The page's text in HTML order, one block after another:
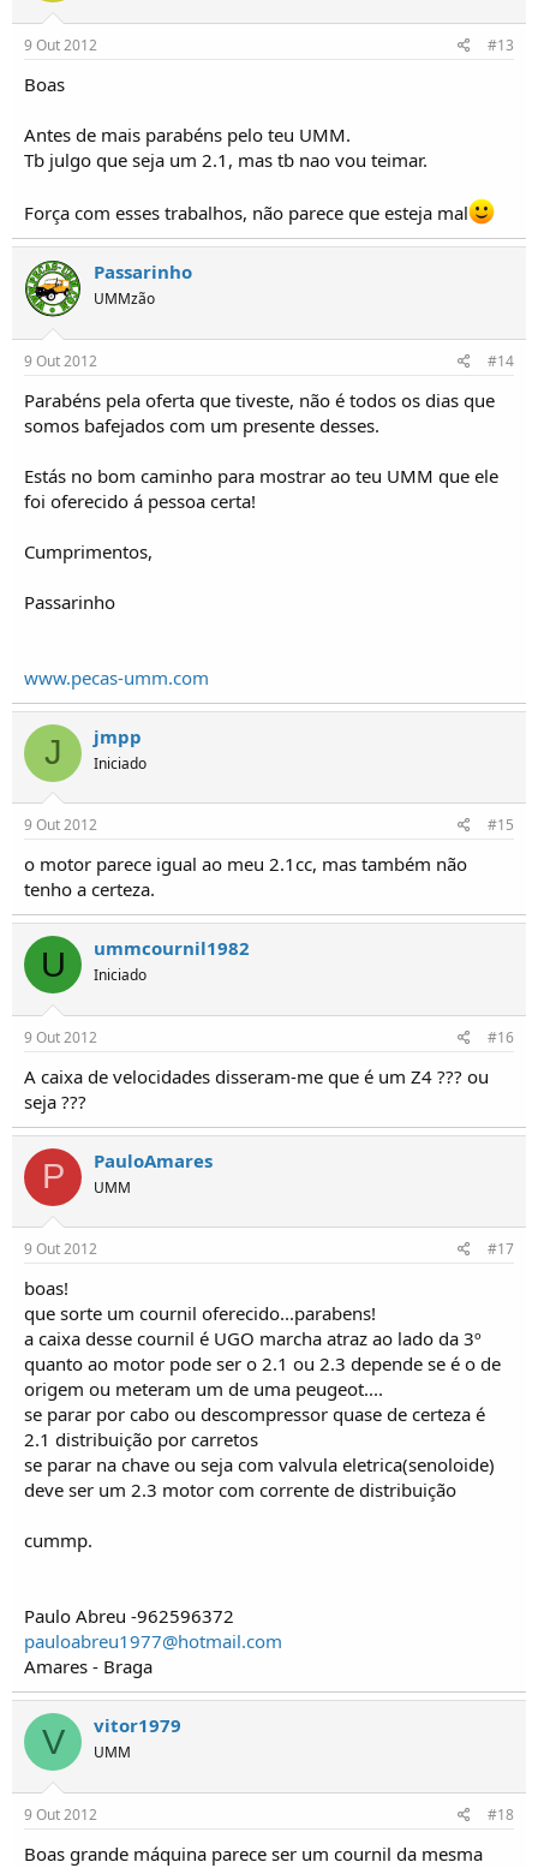
9 Out 2012 #13
Boas
Antes de mais parabéns pelo teu UMM.
Tb julgo que seja um 2.1, mas tb nao vou teimar.
Força com esses trabalhos, não parece que esteja mal
Passarinho
UMMzão
9 Out 2012 #14
Parabéns pela oferta que tiveste, não é todos os dias que
somos bafejados com um presente desses.
Estás no bom caminho para mostrar ao teu UMM que ele
foi oferecido á pessoa certa!
Cumprimentos,
Passarinho
www.pecas-umm.com
J jmpp
Iniciado
9 Out 2012 #15
o motor parece igual ao meu 2.1cc, mas também não
tenho a certeza.
U ummcournil1982
Iniciado
9 Out 2012 #16
A caixa de velocidades disseram-me que é um Z4 ??? ou
seja ???
P PauloAmares
UMM
9 Out 2012 #17
boas!
que sorte um cournil oferecido...parabens!
a caixa desse cournil é UGO marcha atraz ao lado da 3º
quanto ao motor pode ser o 2.1 ou 2.3 depende se é o de
origem ou meteram um de uma peugeot....
se parar por cabo ou descompressor quase de certeza é
2.1 distribuição por carretos
se parar na chave ou seja com valvula eletrica(senoloide)
deve ser um 2.3 motor com corrente de distribuição
cummp.
Paulo Abreu -962596372
pauloabreu1977@hotmail.com
Amares - Braga
V vitor1979
UMM
9 Out 2012 #18
Boas grande máquina parece ser um cournil da mesma